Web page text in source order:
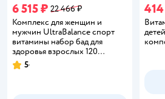
6 515 ₽ 22 466 ₽
Комплекс для женщин и
мужчин UltraBalance спорт
витамины набор бад для
здоровья взрослых 120
таблеток
Рейтинг:
5